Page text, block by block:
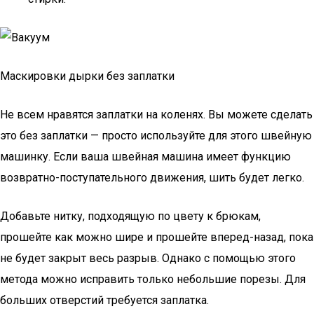
Маскировки дырки без заплатки
Не всем нравятся заплатки на коленях. Вы можете сделать
это без заплатки — просто используйте для этого швейную
машинку. Если ваша швейная машина имеет функцию
возвратно-поступательного движения, шить будет легко.
Добавьте нитку, подходящую по цвету к брюкам,
прошейте как можно шире и прошейте вперед-назад, пока
не будет закрыт весь разрыв. Однако с помощью этого
метода можно исправить только небольшие порезы. Для
больших отверстий требуется заплатка.